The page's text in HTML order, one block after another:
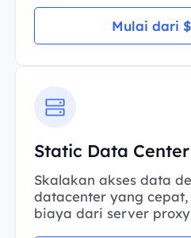
Mulai dari
Static Data
Skalakan akses data
datacenter yang
biaya dari server